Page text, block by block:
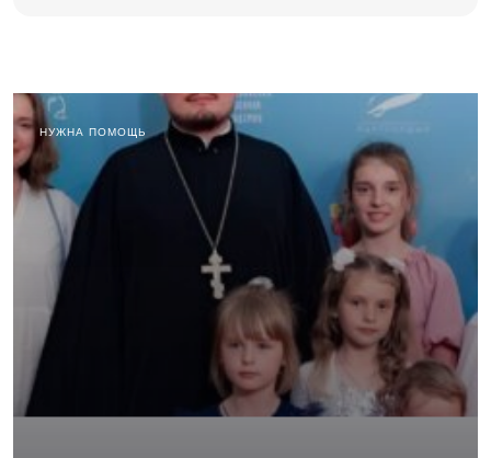
НУЖНА ПОМОЩЬ